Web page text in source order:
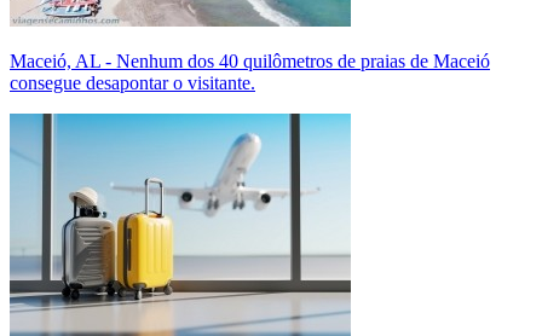
Maceió, AL - Nenhum dos 40 quilômetros de praias de Maceió
consegue desapontar o visitante.